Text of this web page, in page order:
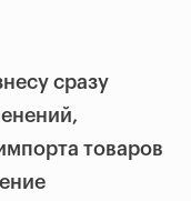
сразу
товаров